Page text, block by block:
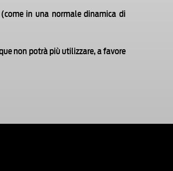
in una normale dinamica di
non potrà più utilizzare, a favore